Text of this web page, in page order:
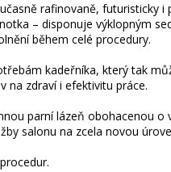
rafinovaně, futuristicky i
– disponuje výklopným
během celé procedury.
kadeřníka, který tak
na zdraví i efektivitu práce.
parní lázeň obohacenou o
salonu na zcela novou